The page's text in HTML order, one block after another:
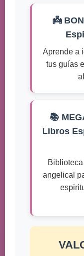
👼
Aprende a
tus guías
📚
Libros
angelical